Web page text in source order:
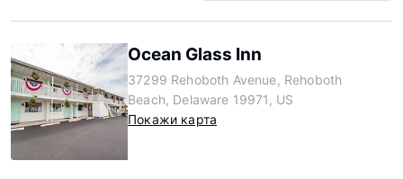
Ocean Glass Inn
37299 Rehoboth Avenue, Rehoboth
Beach, Delaware 19971, US
Покажи карта